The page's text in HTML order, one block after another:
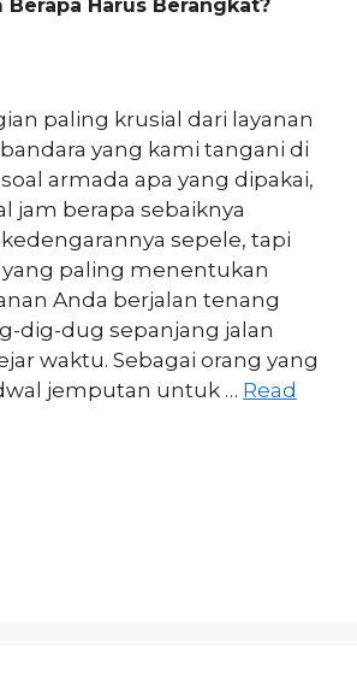
Berapa Harus Berangkat?
paling krusial dari layanan
yang kami tangani di
armada apa yang dipakai,
jam berapa sebaiknya
sepele, tapi
paling menentukan
Anda berjalan tenang
dig-dug sepanjang jalan
waktu. Sebagai orang yang
jemputan untuk … Read